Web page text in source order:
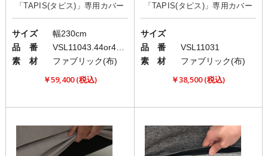
サイズ
幅230cm
品 番
VSL11043.44or45.46
素 材
ファブリック(布)
￥59,400 (税込)
サイズ
品 番
VSL11031
素 材
ファブリック(布)
￥38,500 (税込)